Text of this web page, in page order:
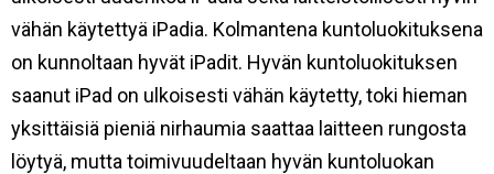
vähän käytettyä iPadia. Kolmantena kuntoluokituksena
on kunnoltaan hyvät iPadit. Hyvän kuntoluokituksen
saanut iPad on ulkoisesti vähän käytetty, toki hieman
yksittäisiä pieniä nirhaumia saattaa laitteen rungosta
löytyä, mutta toimivuudeltaan hyvän kuntoluokan